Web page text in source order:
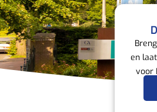
en
voor